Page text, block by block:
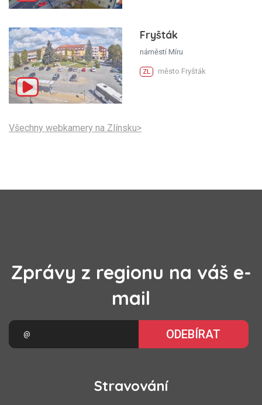
Fryšták
náměstí Míru
ZL město Fryšták
Všechny webkamery na Zlínsku>
Zprávy z regionu na váš e-
mail
ODEBÍRAT
Stravování